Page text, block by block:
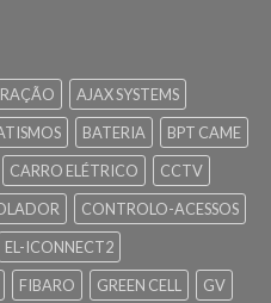
AJAX SYSTEMS
BATERIA
BPT CAME
CARRO ELÉTRICO
CCTV
CONTROLO-ACESSOS
EL-ICONNECT2
FIBARO GREEN CELL
GV